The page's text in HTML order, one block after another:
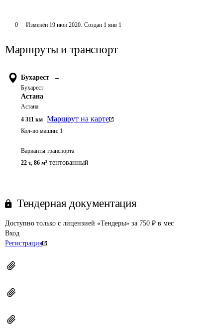
0 Изменён 19 июн 2020. Создан 1 янв 1
Маршруты и транспорт
Бухарест →
Бухарест
Астана
Астана
4 311 км Маршрут на карте
Кол-во машин: 1
Варианты транспорта
22 т, 86 м³ тентованный
Тендерная документация
Доступно только с лицензией «Тендеры» за 750 ₽ в мес
Вход
Регистрация